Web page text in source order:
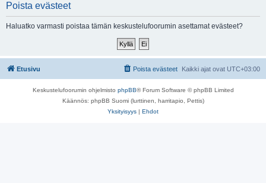
Poista evästeet
Haluatko varmasti poistaa tämän keskustelufoorumin asettamat evästeet?
Etusivu Kaikki ajat ovat UTC+03:00
Poista evästeet
Keskustelufoorumin ohjelmisto phpBB® Forum Software © phpBB Limited
Käännös: phpBB Suomi (lurttinen, harritapio, Pettis)
Yksityisyys | Ehdot